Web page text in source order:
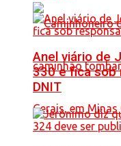
Anel viário de
330 e fica sob
DNIT